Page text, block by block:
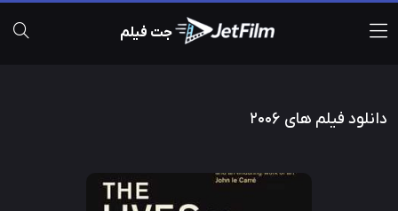
جت فیلم
دانلود فیلم های 2006